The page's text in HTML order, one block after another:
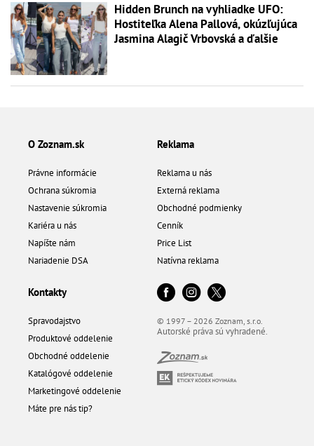
Hidden Brunch na vyhliadke UFO:
Hostiteľka Alena Pallová, okúzľujúca
Jasmina Alagič Vrbovská a ďalšie
O Zoznam.sk
Právne informácie
Ochrana súkromia
Nastavenie súkromia
Kariéra u nás
Napíšte nám
Nariadenie DSA
Reklama
Reklama u nás
Externá reklama
Obchodné podmienky
Cenník
Price List
Natívna reklama
Kontakty
Spravodajstvo
Produktové oddelenie
Obchodné oddelenie
Katalógové oddelenie
Marketingové oddelenie
Máte pre nás tip?
© 1997 – 2026 Zoznam, s.r.o.
Autorské práva sú vyhradené.